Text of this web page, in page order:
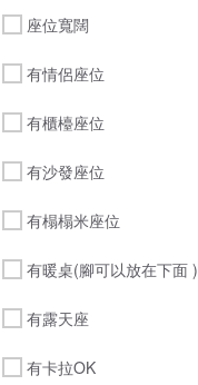
座位寬闊
有情侶座位
有櫃檯座位
有沙發座位
有榻榻米座位
有暖桌(腳可以放在下面 )
有露天座
有卡拉OK